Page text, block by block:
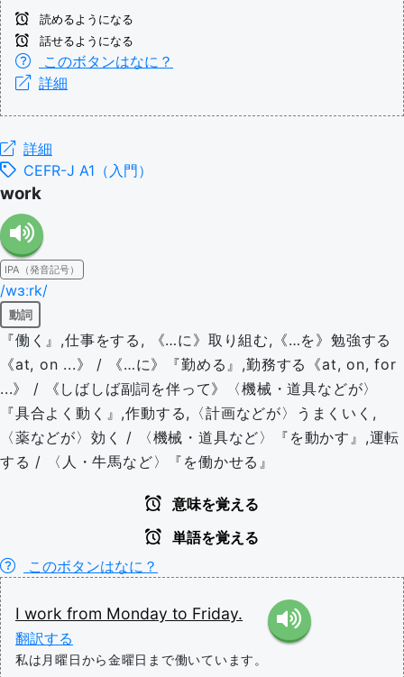
読めるようになる
話せるようになる
このボタンはなに？
詳細
詳細
CEFR-J A1（入門）
work
IPA（発音記号）
/wɜːrk/
動詞
『働く』,仕事をする, 《…に》取り組む,《…を》勉強する
《at, on ...》 / 《…に》『勤める』,勤務する《at, on, for
...》 / 《しばしば副詞を伴って》〈機械・道具などが〉
『具合よく動く』,作動する,〈計画などが〉うまくいく,
〈薬などが〉効く / 〈機械・道具など〉『を動かす』,運転
する / 〈人・牛馬など〉『を働かせる』
意味を覚える
単語を覚える
このボタンはなに？
I work from Monday to Friday.
翻訳する
私は月曜日から金曜日まで働いています。